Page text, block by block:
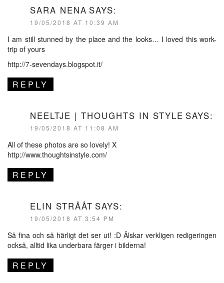
SARA NENA SAYS:
19/05/2018 AT 10:39 AM
I am still stunned by the place and the looks… I loved this work-
trip of yours
http://7-sevendays.blogspot.it/
REPLY
NEELTJE | THOUGHTS IN STYLESAYS:
19/05/2018 AT 11:08 AM
All of these photos are so lovely! X
http://www.thoughtsinstyle.com/
REPLY
ELIN STRÅÅTSAYS:
19/05/2018 AT 3:54 PM
Så fina och så härligt det ser ut! :D Älskar verkligen redigeringen
också, alltid lika underbara färger i bilderna!
REPLY